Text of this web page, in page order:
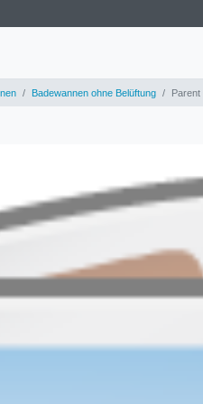
Badewannen ohne Belüftung